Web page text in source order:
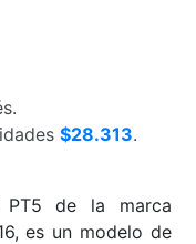
$28.313.
PT5 de la marca
es un modelo de